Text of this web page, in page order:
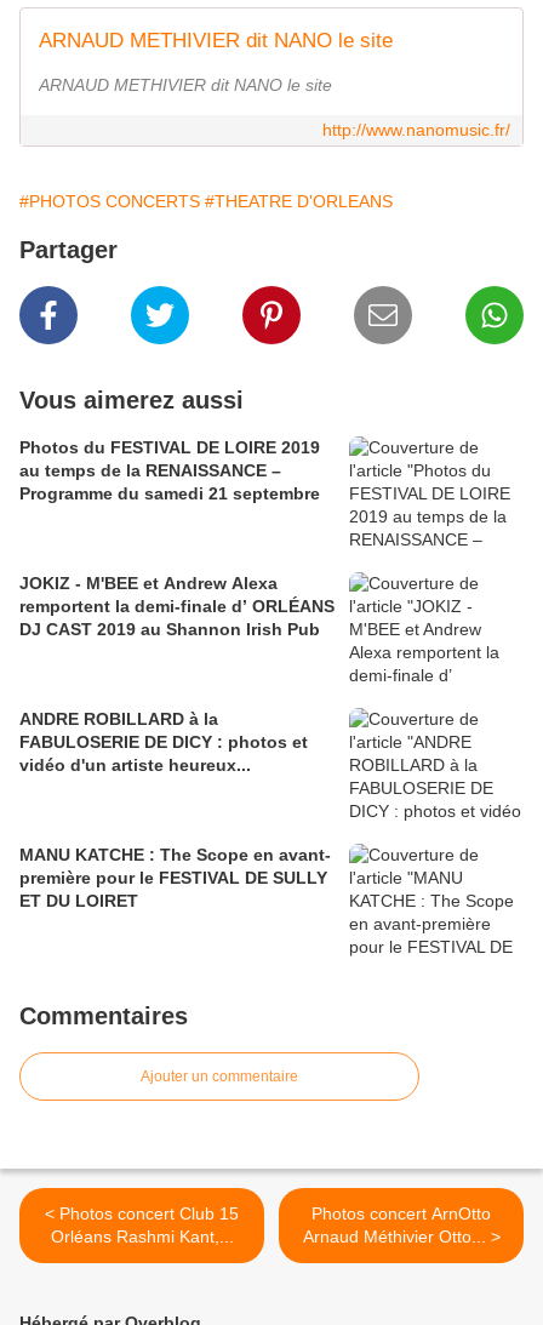
ARNAUD METHIVIER dit NANO le site
ARNAUD METHIVIER dit NANO le site
http://www.nanomusic.fr/
#PHOTOS CONCERTS #THEATRE D'ORLEANS
Partager
Vous aimerez aussi
Photos du FESTIVAL DE LOIRE 2019
au temps de la RENAISSANCE –
Programme du samedi 21 septembre
JOKIZ - M'BEE et Andrew Alexa
remportent la demi-finale d’ ORLÉANS
DJ CAST 2019 au Shannon Irish Pub
ANDRE ROBILLARD à la
FABULOSERIE DE DICY : photos et
vidéo d'un artiste heureux...
MANU KATCHE : The Scope en avant-
première pour le FESTIVAL DE SULLY
ET DU LOIRET
Commentaires
Ajouter un commentaire
< Photos concert Club 15​
Orléans Rashmi Kant​,...
Photos concert ArnOtto
Arnaud Méthivier​ Otto... >